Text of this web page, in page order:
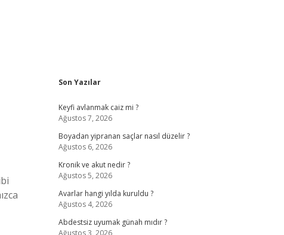
Sidebar
Son Yazılar
Keyfi avlanmak caiz mi ?
Ağustos 7, 2026
Boyadan yipranan saçlar nasıl düzelir ?
Ağustos 6, 2026
Kronik ve akut nedir ?
Ağustos 5, 2026
Avarlar hangi yılda kuruldu ?
Ağustos 4, 2026
Abdestsiz uyumak günah mıdır ?
Ağustos 3, 2026